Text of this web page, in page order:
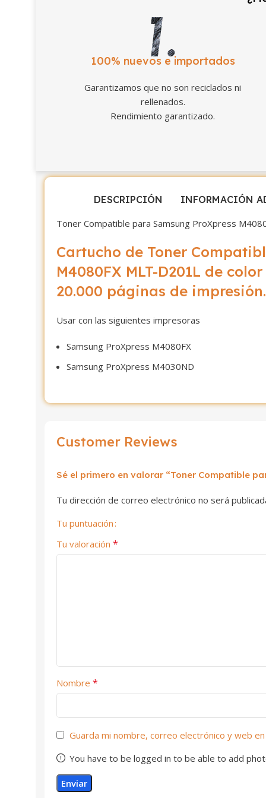
100% nuevos e importados
Garantizamos que no son reciclados ni
rellenados.
Rendimiento garantizado.
DESCRIPCIÓN
INFORMACIÓN
Toner Compatible para Samsung ProXpress
Cartucho de Toner
M4080FX MLT-D201L de
20.000 páginas de impresión.
Usar con las siguientes impresoras
Samsung ProXpress M4080FX
Samsung ProXpress M4030ND
Customer Reviews
Sé el primero en valorar “Toner Compatible
Tu dirección de correo electrónico no será
Tu puntuación
Tu valoración *
Nombre *
Guarda mi nombre, correo electrónico y web
You have to be logged in to be able to add